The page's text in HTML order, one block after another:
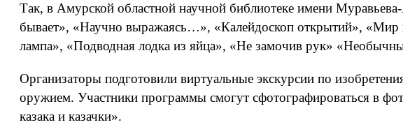
Так, в Амурской областной научной библиотеке имени
бывает», «Научно выражаясь…», «Калейдоскоп открытий»,
лампа», «Подводная лодка из яйца», «Не замочив рук»
Организаторы подготовили виртуальные экскурсии по
оружием. Участники программы смогут сфотографироваться в
казака и казачки».